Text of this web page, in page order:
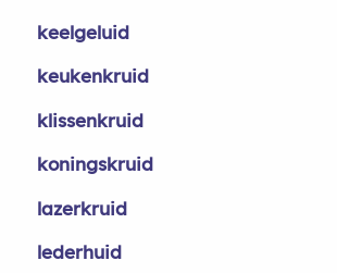
keelgeluid
keukenkruid
klissenkruid
koningskruid
lazerkruid
lederhuid